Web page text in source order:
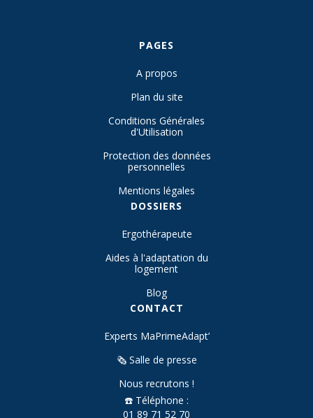
PAGES
A propos
Plan du site
Conditions Générales
d'Utilisation
Protection des données
personnelles
Mentions légales
DOSSIERS
Ergothérapeute
Aides à l'adaptation du
logement
Blog
CONTACT
Experts MaPrimeAdapt’
🗞️ Salle de presse
Nous recrutons !
☎️ Téléphone :
01 89 71 52 70